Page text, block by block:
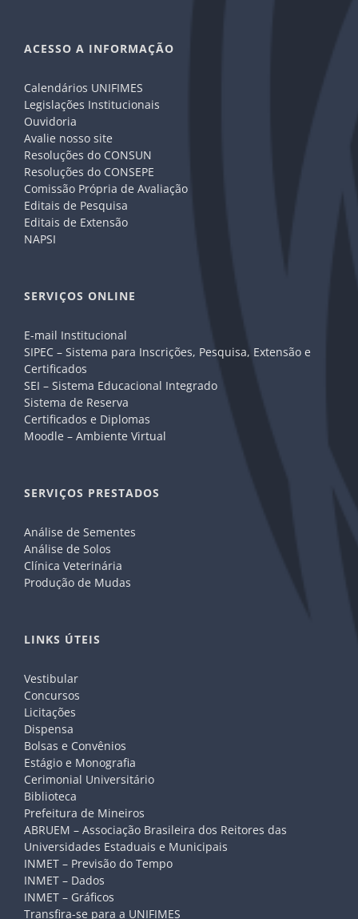
ACESSO A INFORMAÇÃO
Calendários UNIFIMES
Legislações Institucionais
Ouvidoria
Avalie nosso site
Resoluções do CONSUN
Resoluções do CONSEPE
Comissão Própria de Avaliação
Editais de Pesquisa
Editais de Extensão
NAPSI
SERVIÇOS ONLINE
E-mail Institucional
SIPEC – Sistema para Inscrições, Pesquisa, Extensão e
Certificados
SEI – Sistema Educacional Integrado
Sistema de Reserva
Certificados e Diplomas
Moodle – Ambiente Virtual
SERVIÇOS PRESTADOS
Análise de Sementes
Análise de Solos
Clínica Veterinária
Produção de Mudas
LINKS ÚTEIS
Vestibular
Concursos
Licitações
Dispensa
Bolsas e Convênios
Estágio e Monografia
Cerimonial Universitário
Biblioteca
Prefeitura de Mineiros
ABRUEM – Associação Brasileira dos Reitores das
Universidades Estaduais e Municipais
INMET – Previsão do Tempo
INMET – Dados
INMET – Gráficos
Transfira-se para a UNIFIMES